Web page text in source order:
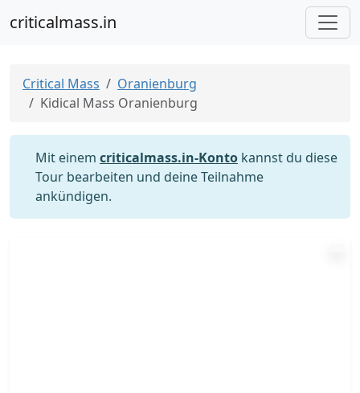
criticalmass.in
Critical Mass
Oranienburg
Kidical Mass Oranienburg
Mit einem criticalmass.in-Konto kannst du diese
Tour bearbeiten und deine Teilnahme
ankündigen.